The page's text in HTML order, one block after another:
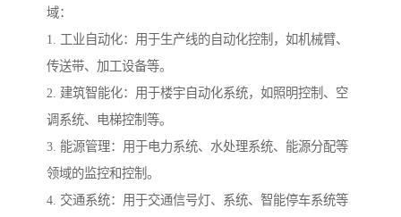
域：
1. 工业自动化：用于生产线的自动化控制，如机械臂、
传送带、加工设备等。
2. 建筑智能化：用于楼宇自动化系统，如照明控制、空
调系统、电梯控制等。
3. 能源管理：用于电力系统、水处理系统、能源分配等
领域的监控和控制。
4. 交通系统：用于交通信号灯、系统、智能停车系统等